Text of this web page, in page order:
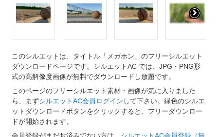
このシルエットは、タイトル「メガホン」のフリーシルエット
ダウンロードページです。シルエットAC では、JPG・PNG形
式の高解像度画像が無料でダウンロードし放題です。
このページのフリーシルエット素材・画像が気に入りました
ら、まずシルエットAC会員ログイン して下さい。緑色のシルエ
ットダウンロードボタンをクリックすると、フリーダウンロー
ドが開始されます。